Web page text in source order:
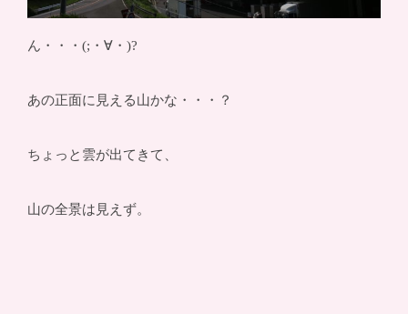
ん・・・(;・∀・)?
あの正面に見える山かな・・・？
ちょっと雲が出てきて、
山の全景は見えず。